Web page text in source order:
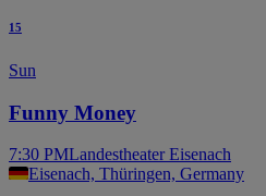
15
Sun
Funny Money
7:30 PMLandestheater Eisenach
Eisenach, Thüringen, Germany